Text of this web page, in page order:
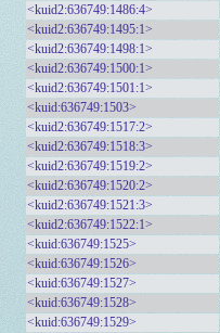
<kuid2:636749:1486:4>
<kuid2:636749:1495:1>
<kuid2:636749:1498:1>
<kuid2:636749:1500:1>
<kuid2:636749:1501:1>
<kuid:636749:1503>
<kuid2:636749:1517:2>
<kuid2:636749:1518:3>
<kuid2:636749:1519:2>
<kuid2:636749:1520:2>
<kuid2:636749:1521:3>
<kuid2:636749:1522:1>
<kuid:636749:1525>
<kuid:636749:1526>
<kuid:636749:1527>
<kuid:636749:1528>
<kuid:636749:1529>